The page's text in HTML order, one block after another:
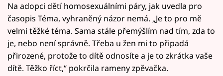
Na adopci dětí homosexuálními páry, jak uvedla pro
časopis Téma, vyhraněný názor nemá. „Je to pro mě
velmi těžké téma. Sama stále přemýšlím nad tím, zda to
je, nebo není správně. Třeba u žen mi to připadá
přirozené, protože to dítě odnosíte a je to zkrátka vaše
dítě. Těžko říct,“ pokrčila rameny zpěvačka.